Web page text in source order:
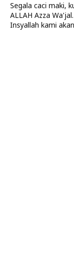
Segala caci maki,
ALLAH Azza
Insyallah kami